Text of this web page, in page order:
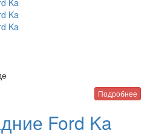
Подробнее
Ford Ka